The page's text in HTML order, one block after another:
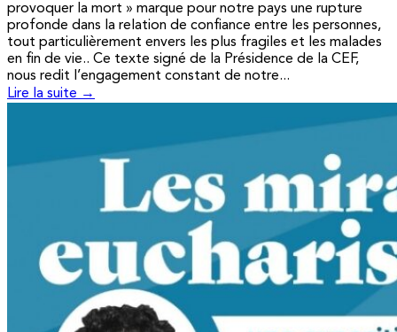
provoquer la mort » marque pour notre pays une rupture
profonde dans la relation de confiance entre les personnes,
tout particulièrement envers les plus fragiles et les malades
en fin de vie.. Ce texte signé de la Présidence de la CEF,
nous redit l’engagement constant de notre...
Lire la suite →